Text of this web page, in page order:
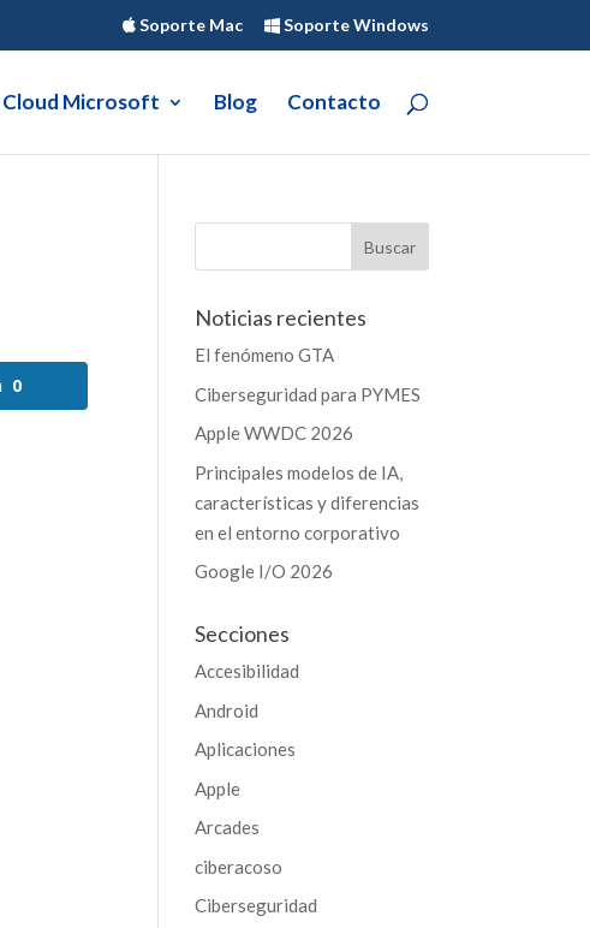
Soporte Mac Soporte Windows
Cloud Microsoft Blog Contacto
0
Noticias recientes
El fenómeno GTA
Ciberseguridad para PYMES
Apple WWDC 2026
Principales modelos de IA,
características y diferencias
en el entorno corporativo
Google I/O 2026
Secciones
Accesibilidad
Android
Aplicaciones
Apple
Arcades
ciberacoso
Ciberseguridad